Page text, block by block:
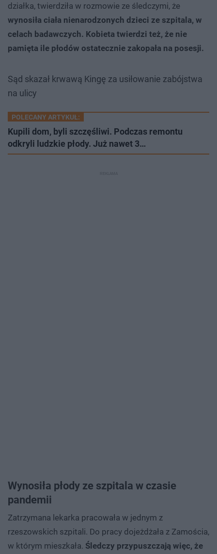
działka, twierdziła w rozmowie ze śledczymi, że
wynosiła ciała nienarodzonych dzieci ze szpitala, w
celach badawczych. Kobieta twierdzi też, że nie
pamięta ile płodów ostatecznie zakopała na posesji.
Sąd skazał krwawą Kingę za usiłowanie zabójstwa
na ulicy
POLECANY ARTYKUŁ:
Kupili dom, byli szczęśliwi. Podczas remontu
odkryli ludzkie płody. Już nawet 3…
Wynosiła płody ze szpitala w czasie
pandemii
Zatrzymana lekarka pracowała w jednym z
rzeszowskich szpitali. Do pracy dojeżdżała z Zamościa,
w którym mieszkała. Śledczy przypuszczają więc, że